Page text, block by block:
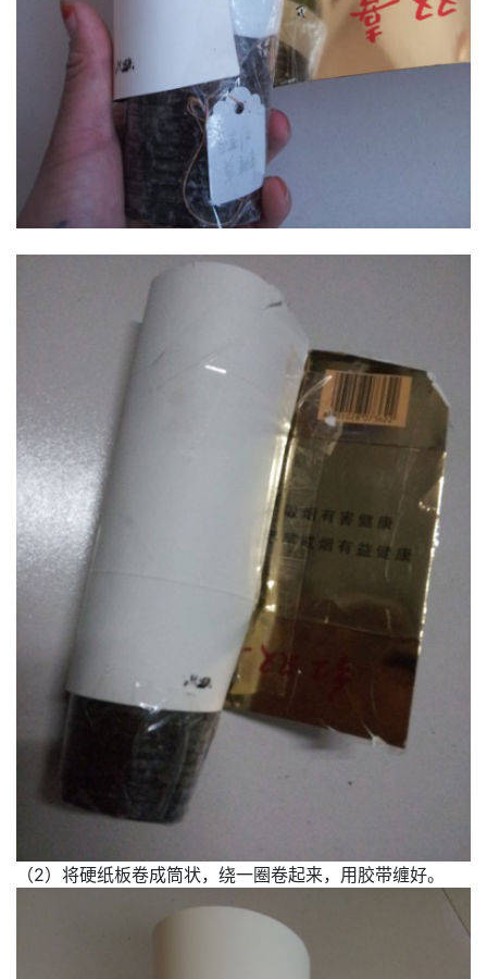
（2）将硬纸板卷成筒状，绕一圈卷起来，用胶带缠好。